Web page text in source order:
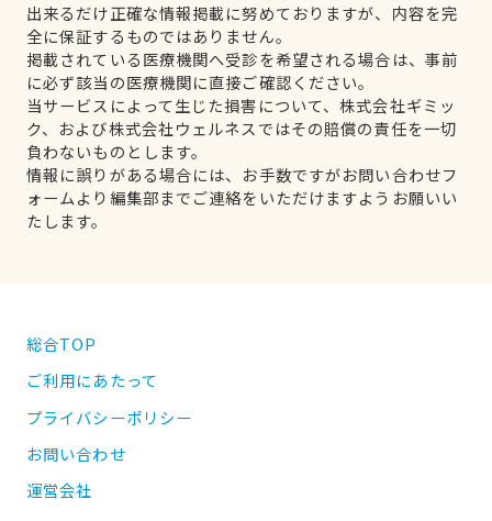
出来るだけ正確な情報掲載に努めておりますが、内容を完
全に保証するものではありません。
掲載されている医療機関へ受診を希望される場合は、事前
に必ず該当の医療機関に直接ご確認ください。
当サービスによって生じた損害について、株式会社ギミッ
ク、および株式会社ウェルネスではその賠償の責任を一切
負わないものとします。
情報に誤りがある場合には、お手数ですがお問い合わせフ
ォームより編集部までご連絡をいただけますようお願いい
たします。
総合TOP
ご利用にあたって
プライバシーポリシー
お問い合わせ
運営会社